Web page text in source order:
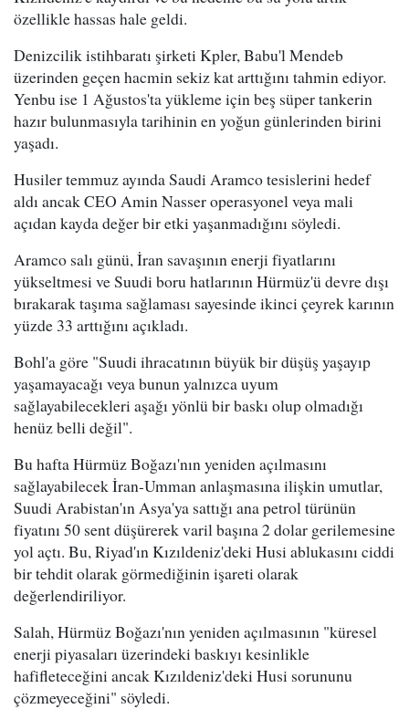
özellikle hassas hale geldi.
Denizcilik istihbaratı şirketi Kpler, Babu'l Mendeb
üzerinden geçen hacmin sekiz kat arttığını tahmin ediyor.
Yenbu ise 1 Ağustos'ta yükleme için beş süper tankerin
hazır bulunmasıyla tarihinin en yoğun günlerinden birini
yaşadı.
Husiler temmuz ayında Saudi Aramco tesislerini hedef
aldı ancak CEO Amin Nasser operasyonel veya mali
açıdan kayda değer bir etki yaşanmadığını söyledi.
Aramco salı günü, İran savaşının enerji fiyatlarını
yükseltmesi ve Suudi boru hatlarının Hürmüz'ü devre dışı
bırakarak taşıma sağlaması sayesinde ikinci çeyrek karının
yüzde 33 arttığını açıkladı.
Bohl'a göre "Suudi ihracatının büyük bir düşüş yaşayıp
yaşamayacağı veya bunun yalnızca uyum
sağlayabilecekleri aşağı yönlü bir baskı olup olmadığı
henüz belli değil".
Bu hafta Hürmüz Boğazı'nın yeniden açılmasını
sağlayabilecek İran-Umman anlaşmasına ilişkin umutlar,
Suudi Arabistan'ın Asya'ya sattığı ana petrol türünün
fiyatını 50 sent düşürerek varil başına 2 dolar gerilemesine
yol açtı. Bu, Riyad'ın Kızıldeniz'deki Husi ablukasını ciddi
bir tehdit olarak görmediğinin işareti olarak
değerlendiriliyor.
Salah, Hürmüz Boğazı'nın yeniden açılmasının "küresel
enerji piyasaları üzerindeki baskıyı kesinlikle
hafifleteceğini ancak Kızıldeniz'deki Husi sorununu
çözmeyeceğini" söyledi.